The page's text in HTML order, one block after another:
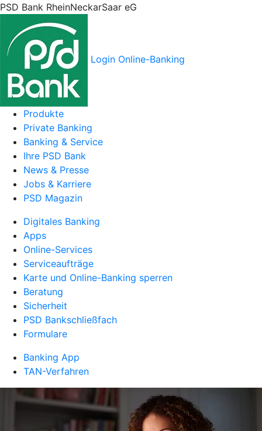
PSD Bank RheinNeckarSaar eG
Login Online-Banking
Produkte
Private Banking
Banking & Service
Ihre PSD Bank
News & Presse
Jobs & Karriere
PSD Magazin
Digitales Banking
Apps
Online-Services
Serviceaufträge
Karte und Online-Banking sperren
Beratung
Sicherheit
PSD Bankschließfach
Formulare
Banking App
TAN-Verfahren